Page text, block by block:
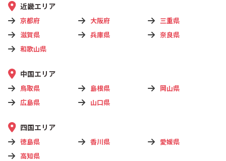
近畿エリア
京都府 大阪府
三重県
滋賀県
兵庫県
奈良県
和歌山県
中国エリア
鳥取県 島根県
岡山県
広島県
山口県
四国エリア
徳島県 香川県
愛媛県
高知県